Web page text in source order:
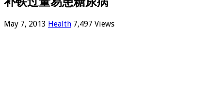
May 7, 2013 Health 7,497 Views